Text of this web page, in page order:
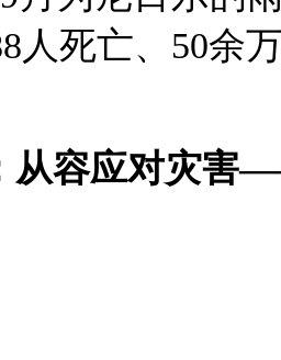
人死亡、50余
从容应对灾害